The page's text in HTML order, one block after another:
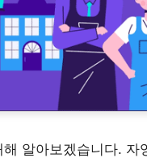
알아보겠습니다. 자